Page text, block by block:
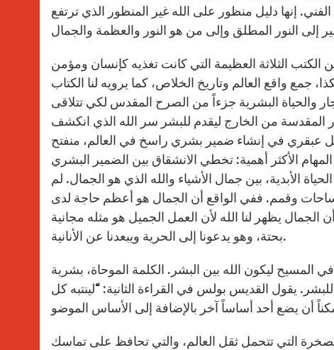
إنها دليل منظور على الله غير المنظور الذي ترتفع
الكتب الثلاثة العظيمة التي كانت تغذيه كإنسان ومؤمن
جمع واقع العالم وتاريخ الخلاص، كما يرويه لنا الكتاب
والحياة البشرية جزءاً من الصرح المقدس لكي تتلاقى
المقدسة من الخارج ليقدم للبشر سر الله الذي انكشف
عبقري في إنشاء ضمير بشري راسخ في العالم، منفتح
الأكثر أهمية: تخطي الانشقاق بين الضمير البشري
الأبدية، بين جمال الأشياء والله الذي هو الجمال. لم
وقمم. ففي الواقع أن الجمال هو أعظم حاجة لدى
الجمال يظهر لنا الله لأن العمل الجميل هو مثله مجانية
بحتة، وهو يدعونا إلى الحرية ويبعدنا عن الأنانية.
المسيح ليكون الله بين البشر. الكلمة الموحاة، بشرية
يقول القديس بولس في القراءة الثانية: “لينتبه كل
أن يضع أحد أساساً آخر بالإضافة إلى الأساس الموضو
10، 11). الرب يسوع هو الصخرة التي تتحمل ثقل العالم، والتي تحافظ على تماسك